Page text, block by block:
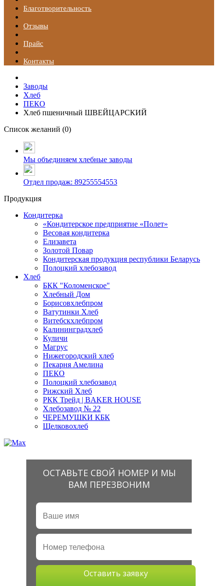
Благотворительность
Отзывы
Прайс
Контакты
Заводы
Хлеб
ПЕКО
Хлеб пшеничный ШВЕЙЦАРСКИЙ
Список желаний (0)
Мы объединяем хлебные заводы
Отдел продаж: 89255554553
Продукция
Кондитерка
«Кондитерское предприятие «Полет»
Весовая кондитерка
Елизавета
Золотой Повар
Кондитерская продукция республики Беларусь
Полоцкий хлебозавод
Хлеб
БКК "Коломенское"
Хлебный Дом
Борисовхлебпром
Ватутинки Хлеб
Витебскхлебпром
Калининградхлеб
Куличи
Магрус
Нижегородский хлеб
Пекарня Амелина
ПЕКО
Полоцкий хлебозавод
Рижский Хлеб
РКК Трейд | BAKER HOUSE
Хлебозавод № 22
ЧЕРЕМУШКИ КБК
Щелковохлеб
ОСТАВЬТЕ СВОЙ НОМЕР И МЫ
ВАМ ПЕРЕЗВОНИМ
Оставить заявку